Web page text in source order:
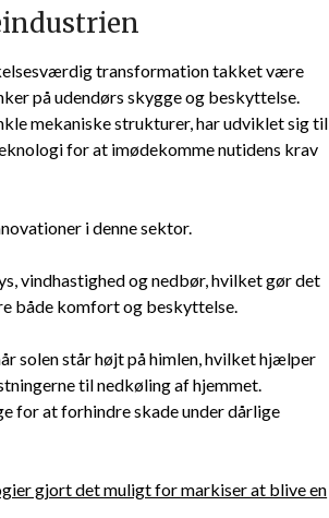
transformation takket være
på udendørs skygge og beskyttelse.
mekaniske strukturer, har udviklet sig til
for at imødekomme nutidens krav
i denne sektor.
vindhastighed og nedbør, hvilket gør det
både komfort og beskyttelse.
solen står højt på himlen, hvilket hjælper
til nedkøling af hjemmet.
for at forhindre skade under dårlige
gjort det muligt for markiser at blive en